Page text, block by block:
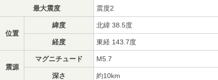
最大震度 震度2
位置
緯度 北緯 38.5度
経度 東経 143.7度
震源
マグニチュード M5.7
深さ 約10km